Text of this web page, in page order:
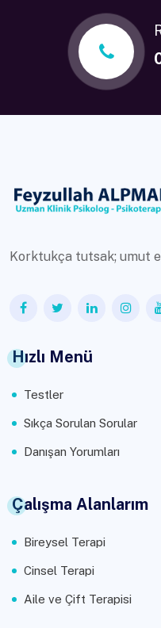
Korktukça tutsak; umut
Hızlı Menü
Testler
Sıkça Sorulan Sorular
Danışan Yorumları
Çalışma Alanlarım
Bireysel Terapi
Cinsel Terapi
Aile ve Çift Terapisi